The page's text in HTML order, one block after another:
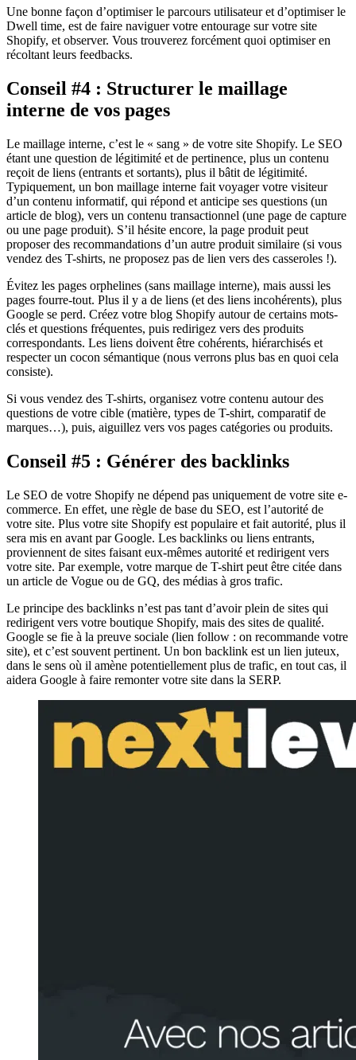
Une bonne façon d’optimiser le parcours utilisateur et d’optimiser le
Dwell time, est de faire naviguer votre entourage sur votre site
Shopify, et observer. Vous trouverez forcément quoi optimiser en
récoltant leurs feedbacks.
Conseil #4 : Structurer le maillage
interne de vos pages
Le maillage interne, c’est le « sang » de votre site Shopify. Le SEO
étant une question de légitimité et de pertinence, plus un contenu
reçoit de liens (entrants et sortants), plus il bâtit de légitimité.
Typiquement, un bon maillage interne fait voyager votre visiteur
d’un contenu informatif, qui répond et anticipe ses questions (un
article de blog), vers un contenu transactionnel (une page de capture
ou une page produit). S’il hésite encore, la page produit peut
proposer des recommandations d’un autre produit similaire (si vous
vendez des T-shirts, ne proposez pas de lien vers des casseroles !).
Évitez les pages orphelines (sans maillage interne), mais aussi les
pages fourre-tout. Plus il y a de liens (et des liens incohérents), plus
Google se perd. Créez votre blog Shopify autour de certains mots-
clés et questions fréquentes, puis redirigez vers des produits
correspondants. Les liens doivent être cohérents, hiérarchisés et
respecter un cocon sémantique (nous verrons plus bas en quoi cela
consiste).
Si vous vendez des T-shirts, organisez votre contenu autour des
questions de votre cible (matière, types de T-shirt, comparatif de
marques…), puis, aiguillez vers vos pages catégories ou produits.
Conseil #5 : Générer des backlinks
Le SEO de votre Shopify ne dépend pas uniquement de votre site e-
commerce. En effet, une règle de base du SEO, est l’autorité de
votre site. Plus votre site Shopify est populaire et fait autorité, plus il
sera mis en avant par Google. Les backlinks ou liens entrants,
proviennent de sites faisant eux-mêmes autorité et redirigent vers
votre site. Par exemple, votre marque de T-shirt peut être citée dans
un article de Vogue ou de GQ, des médias à gros trafic.
Le principe des backlinks n’est pas tant d’avoir plein de sites qui
redirigent vers votre boutique Shopify, mais des sites de qualité.
Google se fie à la preuve sociale (lien follow : on recommande votre
site), et c’est souvent pertinent. Un bon backlink est un lien juteux,
dans le sens où il amène potentiellement plus de trafic, en tout cas, il
aidera Google à faire remonter votre site dans la SERP.